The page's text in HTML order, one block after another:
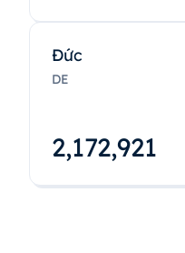
Đức
DE
2,172,922